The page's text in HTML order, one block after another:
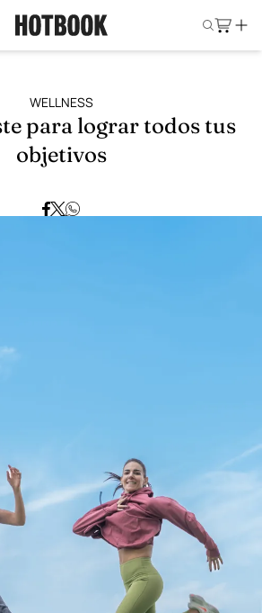
WELLNESS
para lograr todos tus
objetivos